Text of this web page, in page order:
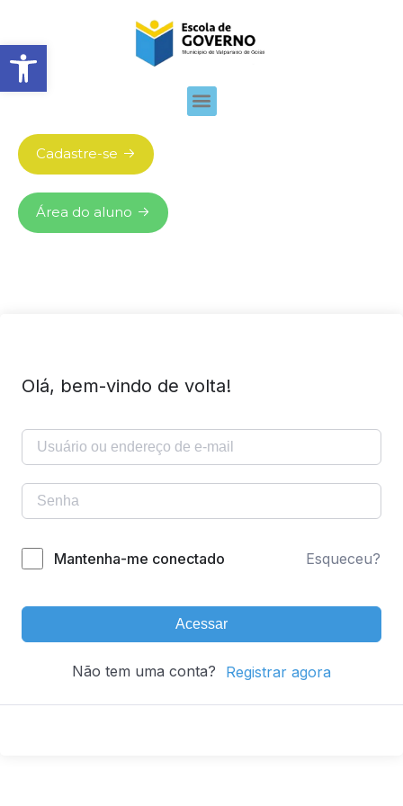
Abrir barra de ferramentas
Cadastre-se
Área do aluno
Olá, bem-vindo de volta!
Mantenha-me conectado Esqueceu?
Acessar
Não tem uma conta? Registrar agora